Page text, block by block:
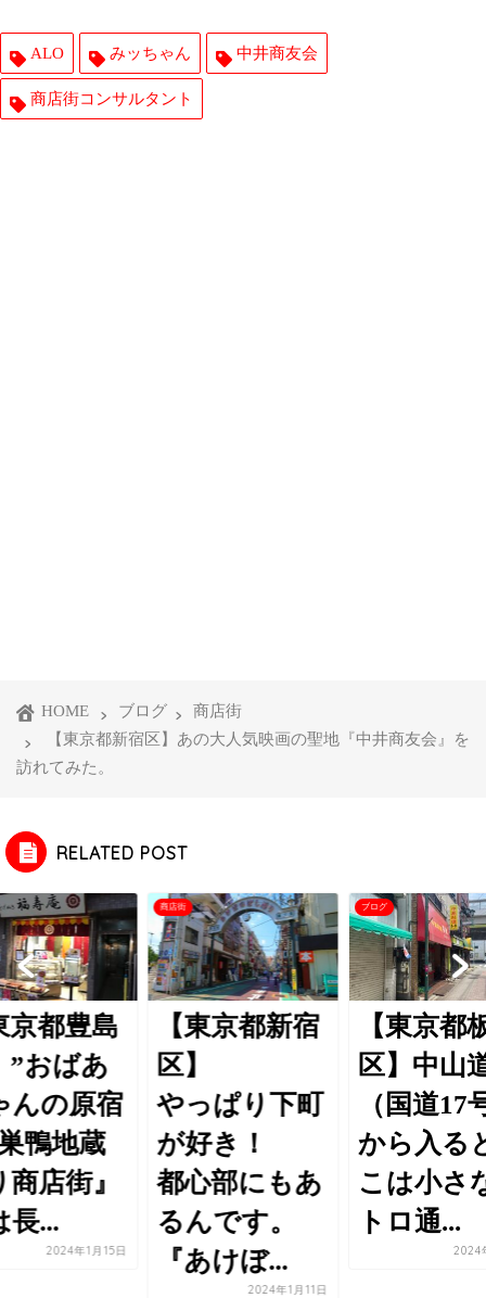
ALO みッちゃん 中井商友会
商店街コンサルタント
HOME ブログ
商店街
【東京都新宿区】あの大人気映画の聖地『中井商友会』を
訪れてみた。
RELATED POST
京都豊島
”おばあ
んの原宿
鴨地蔵
商店街』
長...
2024年1月15日
商店街
【東京都新宿
区】
やっぱり下町
が好き！
都心部にもあ
るんです。
『あけぼ...
2024年1月11日
ブログ
【東京都
区】中山
（国道17
から入る
こは小さ
トロ通...
2024